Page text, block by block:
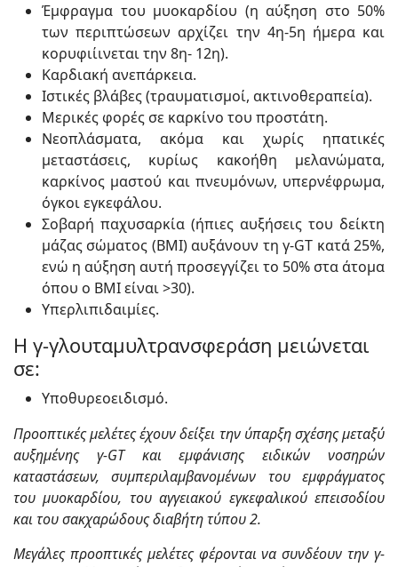
Έμφραγμα του μυοκαρδίου (η αύξηση στο 50%
των περιπτώσεων αρχίζει την 4η-5η ήμερα και
κορυφιίινεται την 8η- 12η).
Καρδιακή ανεπάρκεια.
Ιστικές βλάβες (τραυματισμοί, ακτινοθεραπεία).
Μερικές φορές σε καρκίνο του προστάτη.
Νεοπλάσματα, ακόμα και χωρίς ηπατικές
μεταστάσεις, κυρίως κακοήθη μελανώματα,
καρκίνος μαστού και πνευμόνων, υπερνέφρωμα,
όγκοι εγκεφάλου.
Σοβαρή παχυσαρκία (ήπιες αυξήσεις του δείκτη
μάζας σώματος (BMI) αυξάνουν τη γ-GT κατά 25%,
ενώ η αύξηση αυτή προσεγγίζει το 50% στα άτομα
όπου ο ΒΜΙ είναι >30).
Υπερλιπιδαιμίες.
Η γ-γλουταμυλτρανσφεράση μειώνεται
σε:
Υποθυρεοειδισμό.
Προοπτικές μελέτες έχουν δείξει την ύπαρξη σχέσης μεταξύ
αυξημένης γ-GT και εμφάνισης ειδικών νοσηρών
καταστάσεων, συμπεριλαμβανομένων του εμφράγματος
του μυοκαρδίου, του αγγειακού εγκεφαλικού επεισοδίου
και του σακχαρώδους διαβήτη τύπου 2.
Μεγάλες προοπτικές μελέτες φέρονται να συνδέουν την γ-